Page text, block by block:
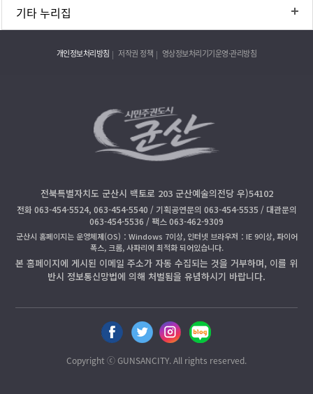
기타 누리집
개인정보처리방침 저작권 정책 영상정보처리기기운영·관리방침
전북특별자치도 군산시 백토로 203 군산예술의전당 우)54102
전화 063-454-5524, 063-454-5540 / 기획공연문의 063-454-5535 / 대관문의
063-454-5536 / 팩스 063-462-9309
군산시 홈페이지는 운영체제(OS)：Windows 7이상, 인터넷 브라우저：IE 9이상, 파이어
폭스, 크롬, 사파리에 최적화 되어있습니다.
본 홈페이지에 게시된 이메일 주소가 자동 수집되는 것을 거부하며, 이를 위
반시 정보통신망법에 의해 처벌됨을 유념하시기 바랍니다.
페
이
스
트
위
터
인
스
타
블
로
그
Copyright ⓒ GUNSANCITY. All rights reserved.